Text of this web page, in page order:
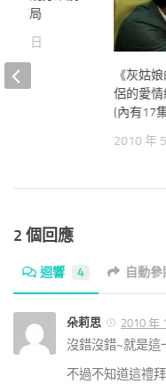
《灰姑
侶的愛
(內有17
2010 年
說結局
20 日
2 個回應
迴響 4 自動參
朵莉思 2010 年
沒錯沒錯~就是這
不過不知道這禮